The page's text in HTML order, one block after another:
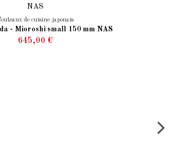
de cuisine japonais
- Mioroshi small 150 mm NAS
645,00 €